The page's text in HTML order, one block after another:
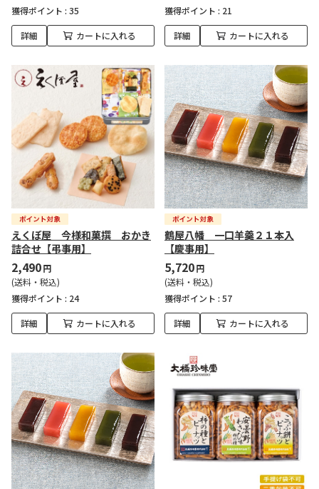
獲得ポイント : 35
詳細 カートに入れる
獲得ポイント : 21
詳細 カートに入れる
えくぼ屋 今様和菓撰 おかき
詰合せ【弔事用】
2,490円
(送料・税込)
獲得ポイント : 24
詳細 カートに入れる
鶴屋八幡 一口羊羹２１本入
【慶事用】
5,720円
(送料・税込)
獲得ポイント : 57
詳細 カートに入れる